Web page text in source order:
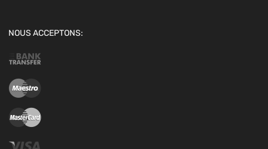
NOUS ACCEPTONS: